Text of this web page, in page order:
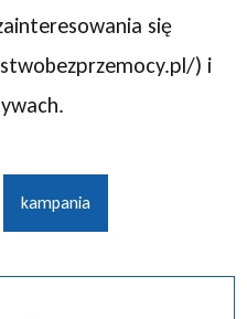
się
) i
kampania